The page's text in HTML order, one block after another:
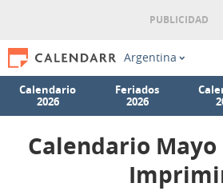
Argentina
Calendario
2026
Feriados
2026
Calendario Mayo